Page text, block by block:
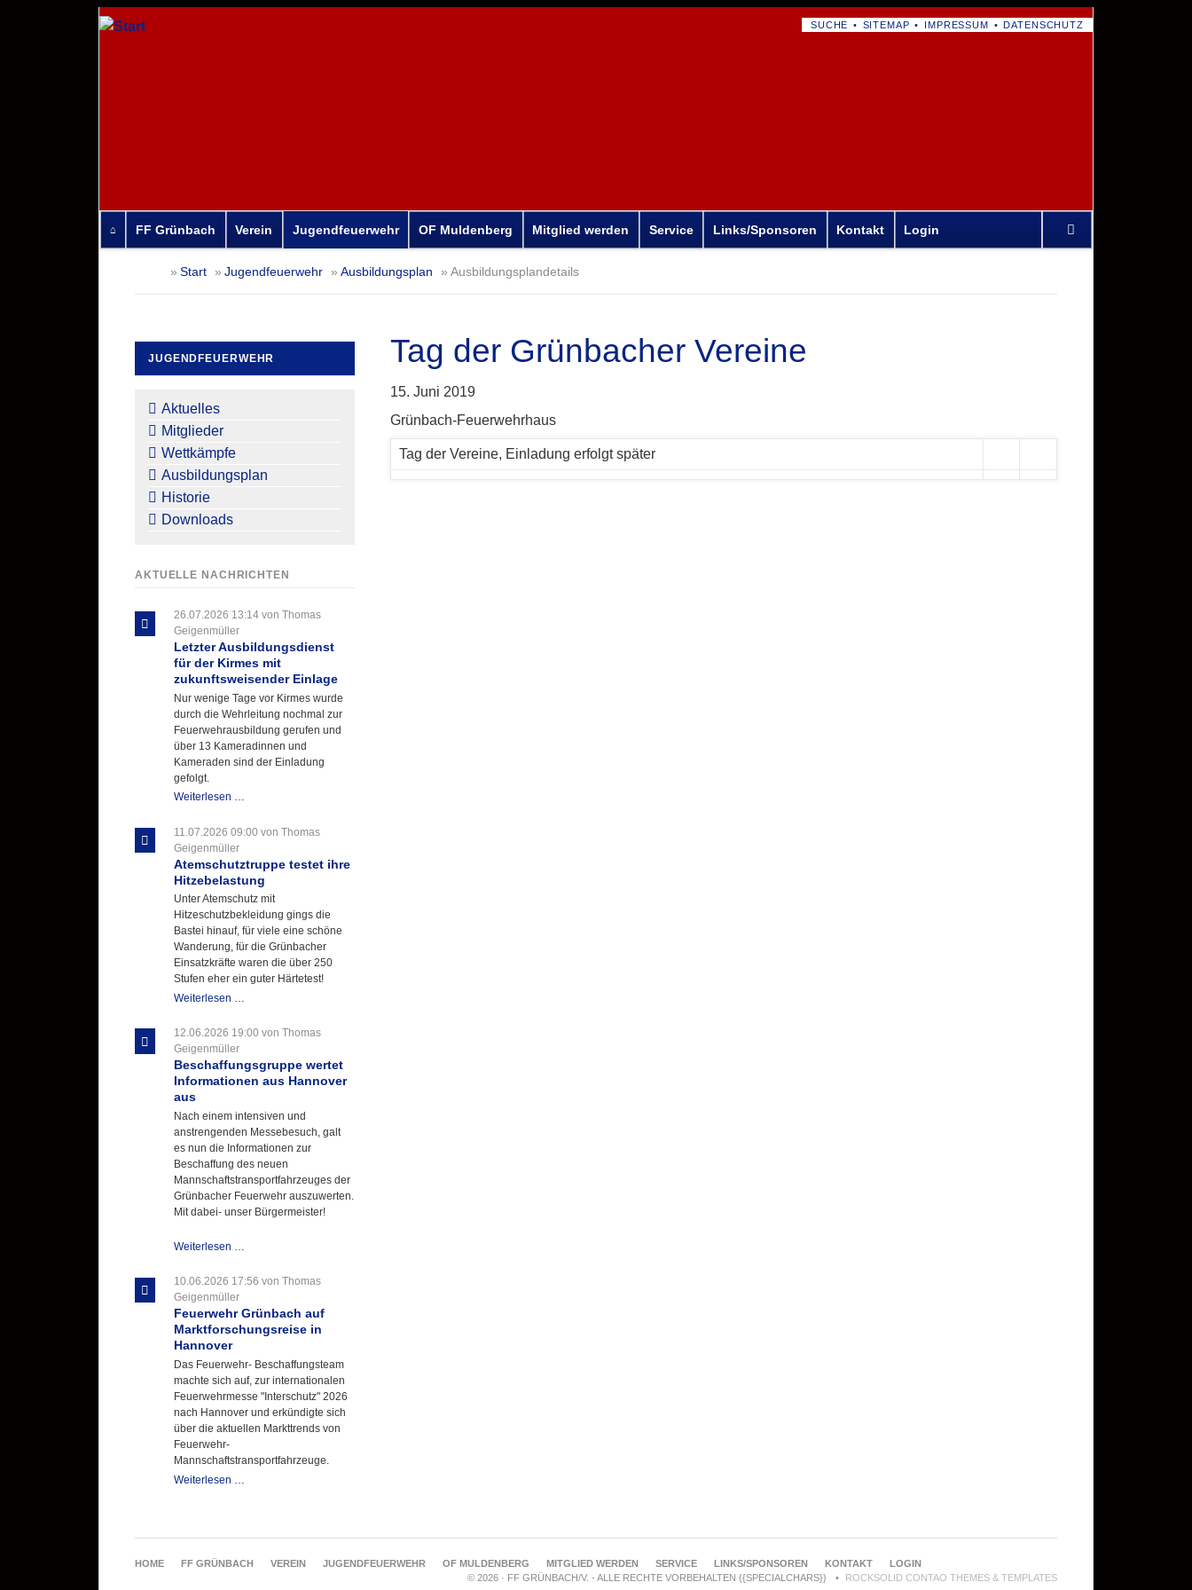
NAVIGATION
SUCHE SITEMAP IMPRESSUM DATENSCHUTZ
überspringen
FF Grünbach Verein Jugendfeuerwehr OF Muldenberg Mitglied werden Service Links/Sponsoren Kontakt Login
überspringen
Start Jugendfeuerwehr Ausbildungsplan Ausbildungsplandetails
Tag der Grünbacher Vereine
15. Juni 2019
Grünbach-Feuerwehrhaus
Tag der Vereine, Einladung erfolgt später
JUGENDFEUERWEHR
überspringen
Aktuelles
Mitglieder
Wettkämpfe
Ausbildungsplan
Historie
Downloads
AKTUELLE NACHRICHTEN
26.07.2026 13:14 von Thomas
Geigenmüller
Letzter Ausbildungsdienst
für der Kirmes mit
zukunftsweisender Einlage
Nur wenige Tage vor Kirmes wurde
durch die Wehrleitung nochmal zur
Feuerwehrausbildung gerufen und
über 13 Kameradinnen und
Kameraden sind der Einladung
gefolgt.
Weiterlesen …
für
Kirmes
mit
zukunftsweisender
Einlage
11.07.2026 09:00 von Thomas
Geigenmüller
Atemschutztruppe testet ihre
Hitzebelastung
Unter Atemschutz mit
Hitzeschutzbekleidung gings die
Bastei hinauf, für viele eine schöne
Wanderung, für die Grünbacher
Einsatzkräfte waren die über 250
Stufen eher ein guter Härtetest!
Weiterlesen …
ihre
12.06.2026 19:00 von Thomas
Geigenmüller
Beschaffungsgruppe wertet
Informationen aus Hannover
aus
Nach einem intensiven und
anstrengenden Messebesuch, galt
es nun die Informationen zur
Beschaffung des neuen
Mannschaftstransportfahrzeuges der
Grünbacher Feuerwehr auszuwerten.
Mit dabei- unser Bürgermeister!
Weiterlesen …
Informationen
Hannover
aus
10.06.2026 17:56 von Thomas
Geigenmüller
Feuerwehr Grünbach auf
Marktforschungsreise in
Hannover
Das Feuerwehr- Beschaffungsteam
machte sich auf, zur internationalen
Feuerwehrmesse "Interschutz" 2026
nach Hannover und erkündigte sich
über die aktuellen Markttrends von
Feuerwehr-
Mannschaftstransportfahrzeuge.
Weiterlesen …
in
Hannover
NAVIGATION
HOME FF GRÜNBACH VEREIN JUGENDFEUERWEHR OF MULDENBERG MITGLIED WERDEN SERVICE LINKS/SPONSOREN KONTAKT
LOGIN
© 2026 · FF GRÜNBACH/V. - ALLE RECHTE VORBEHALTEN {{SPECIALCHARS}}
ROCKSOLID CONTAO THEMES & TEMPLATES